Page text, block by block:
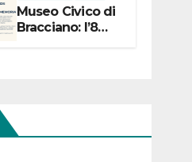
Museo Civico di
Bracciano: l’8